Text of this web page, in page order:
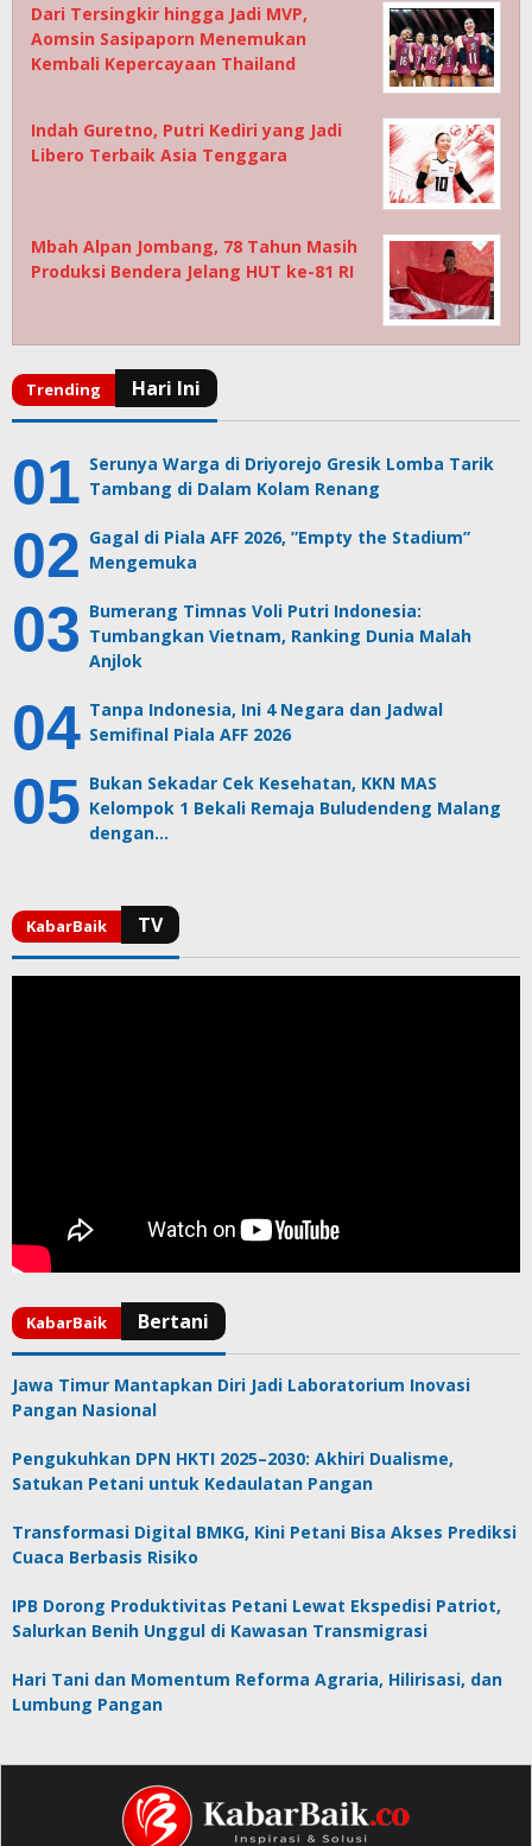
Dari Tersingkir hingga Jadi MVP,
Aomsin Sasipaporn Menemukan
Kembali Kepercayaan Thailand
Indah Guretno, Putri Kediri yang Jadi
Libero Terbaik Asia Tenggara
Mbah Alpan Jombang, 78 Tahun Masih
Produksi Bendera Jelang HUT ke-81 RI
Serunya Warga di Driyorejo Gresik Lomba Tarik
Tambang di Dalam Kolam Renang
Gagal di Piala AFF 2026, ”Empty the Stadium”
Mengemuka
Bumerang Timnas Voli Putri Indonesia:
Tumbangkan Vietnam, Ranking Dunia Malah
Anjlok
Tanpa Indonesia, Ini 4 Negara dan Jadwal
Semifinal Piala AFF 2026
Bukan Sekadar Cek Kesehatan, KKN MAS
Kelompok 1 Bekali Remaja Buludendeng Malang
dengan…
Jawa Timur Mantapkan Diri Jadi Laboratorium Inovasi
Pangan Nasional
Pengukuhkan DPN HKTI 2025–2030: Akhiri Dualisme,
Satukan Petani untuk Kedaulatan Pangan
Transformasi Digital BMKG, Kini Petani Bisa Akses Prediksi
Cuaca Berbasis Risiko
IPB Dorong Produktivitas Petani Lewat Ekspedisi Patriot,
Salurkan Benih Unggul di Kawasan Transmigrasi
Hari Tani dan Momentum Reforma Agraria, Hilirisasi, dan
Lumbung Pangan